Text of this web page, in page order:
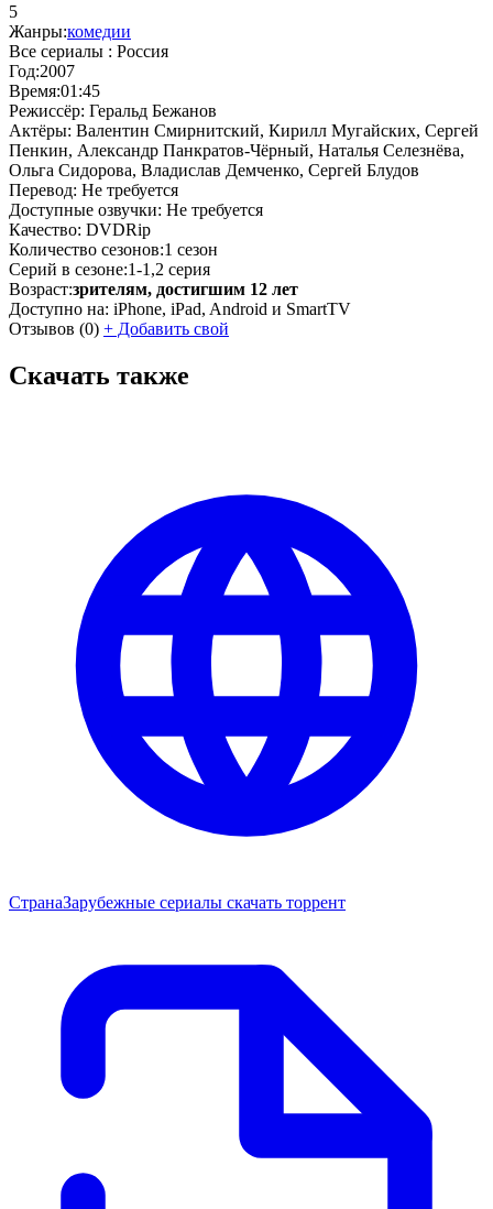
5
Жанры:комедии
Все сериалы : Россия
Год:2007
Время:01:45
Режиссёр: Геральд Бежанов
Актёры: Валентин Смирнитский, Кирилл Мугайских, Сергей
Пенкин, Александр Панкратов-Чёрный, Наталья Селезнёва,
Ольга Сидорова, Владислав Демченко, Сергей Блудов
Перевод: Не требуется
Доступные озвучки: Не требуется
Качество: DVDRip
Количество сезонов:1 сезон
Серий в сезоне:1-1,2 серия
Возраст:зрителям, достигшим 12 лет
Доступно на: iPhone, iPad, Android и SmartTV
Отзывов (0) + Добавить свой
Скачать также
СтранаЗарубежные сериалы скачать торрент